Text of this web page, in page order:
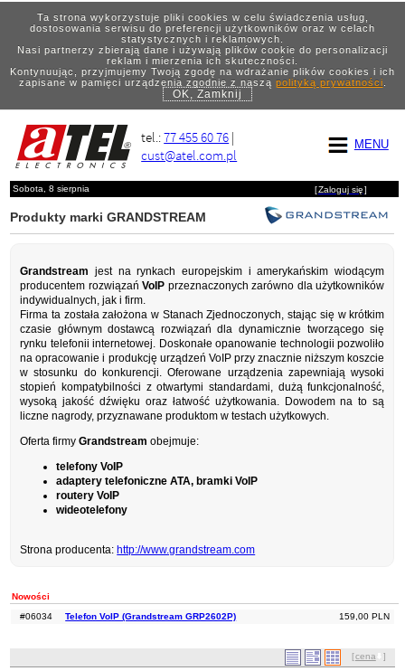
Ta strona wykorzystuje pliki cookies w celu świadczenia usług,
dostosowania serwisu do preferencji użytkowników oraz w celach
statystycznych i reklamowych.
Nasi partnerzy zbierają dane i używają plików cookie do personalizacji
reklam i mierzenia ich skuteczności.
Kontynuując, przyjmujemy Twoją zgodę na wdrażanie plików cookies i ich
zapisane w pamięci urządzenia zgodnie z naszą polityką prywatności.
OK, Zamknij
MENU
tel.:77 455 60 76 |
cust@atel.com.pl
Sobota, 8 sierpnia [Zaloguj się]
Produkty marki GRANDSTREAM
Grandstream jest na rynkach europejskim i amerykańskim wiodącym
producentem rozwiązańVoIP przeznaczonych zarówno dla użytkowników
indywidualnych, jak i firm.
Firma ta została założona w Stanach Zjednoczonych, stając się w krótkim
czasie głównym dostawcą rozwiązań dla dynamicznie tworzącego się
rynku telefonii internetowej. Doskonałe opanowanie technologii pozwoliło
na opracowanie i produkcję urządzeń VoIP przy znacznie niższym koszcie
w stosunku do konkurencji. Oferowane urządzenia zapewniają wysoki
stopień kompatybilności z otwartymi standardami, dużą funkcjonalność,
wysoką jakość dźwięku oraz łatwość użytkowania. Dowodem na to są
liczne nagrody, przyznawane produktom w testach użytkowych.
Oferta firmyGrandstream obejmuje:
telefony VoIP
adaptery telefoniczne ATA, bramki VoIP
routery VoIP
wideotelefony
Strona producenta: http://www.grandstream.com
Nowości
159,00 PLN
#06034 Telefon VoIP (Grandstream GRP2602P)
[cena ]